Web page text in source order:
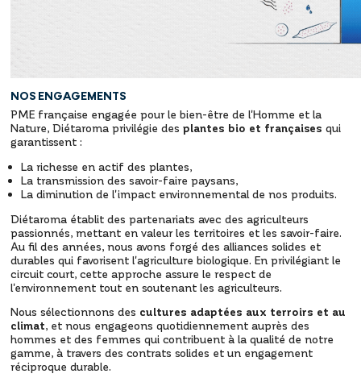
NOS ENGAGEMENTS
PME française engagée pour le bien-être de l'Homme et la
Nature, Diétaroma privilégie des plantes bio et françaises qui
garantissent :
La richesse en actif des plantes,
La transmission des savoir-faire paysans,
La diminution de l'impact environnemental de nos produits.
Diétaroma établit des partenariats avec des agriculteurs
passionnés, mettant en valeur les territoires et les savoir-faire.
Au fil des années, nous avons forgé des alliances solides et
durables qui favorisent l'agriculture biologique. En privilégiant le
circuit court, cette approche assure le respect de
l'environnement tout en soutenant les agriculteurs.
Nous sélectionnons des cultures adaptées aux terroirs et au
climat, et nous engageons quotidiennement auprès des
hommes et des femmes qui contribuent à la qualité de notre
gamme, à travers des contrats solides et un engagement
réciproque durable.